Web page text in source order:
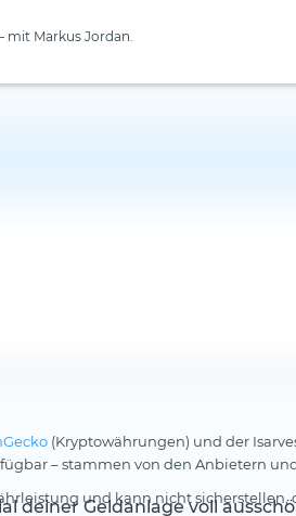
mit Markus Jordan.
deiner Geldanlage voll
(Kryptowährungen) und der
– stammen von den Anbietern
und kann nicht sicherstellen,